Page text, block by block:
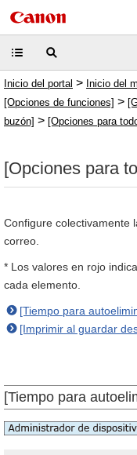
Inicio del portal > Inicio del
[Opciones de funciones] >
buzón] > [Opciones para
[Opciones para
Configure colectivamente
correo.
* Los valores en rojo
cada elemento.
[Tiempo para
[Imprimir al guardar
[Tiempo para